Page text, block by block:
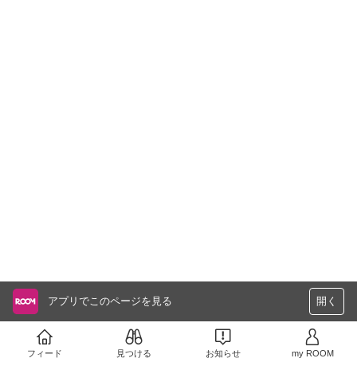
アプリでこのページを見る 開く
フィード 見つける お知らせ my ROOM